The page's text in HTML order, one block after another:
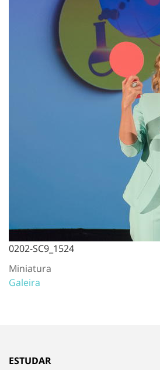
0202-SC9_1524
Miniatura
Galeira
ESTUDAR